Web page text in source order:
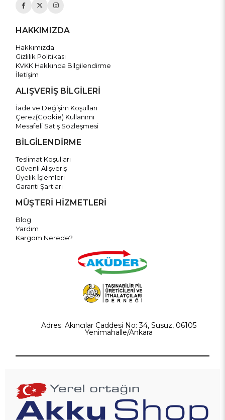
HAKKIMIZDA
Hakkımızda
Gizlilik Politikası
KVKK Hakkında Bilgilendirme
İletişim
ALIŞVERİŞ BİLGİLERİ
İade ve Değişim Koşulları
Çerez(Cookie) Kullanımı
Mesafeli Satış Sözleşmesi
BİLGİLENDİRME
Teslimat Koşulları
Güvenli Alışveriş
Üyelik İşlemleri
Garanti Şartları
MÜŞTERİ HİZMETLERİ
Blog
Yardım
Kargom Nerede?
Adres: Akıncılar Caddesi No: 34, Susuz, 06105
Yenimahalle/Ankara